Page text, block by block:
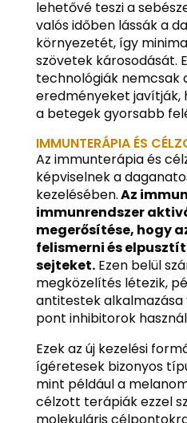
lehetővé teszi a
valós időben lássák a
környezetét, így
szövetek károsodását.
technológiák nemcsak
eredményeket javítják,
a betegek gyorsabb
IMMUNTERÁPIA ÉS
Az immunterápia és
képviselnek a
kezelésében.Az
immunrendszer
megerősítése, hogy
felismerni és
sejteket.Ezen belül
megközelítés létezik,
antitestek
pont inhibitorok
Ezek az új kezelési
ígéretesek bizonyos
mint például a
célzott terápiák ezzel